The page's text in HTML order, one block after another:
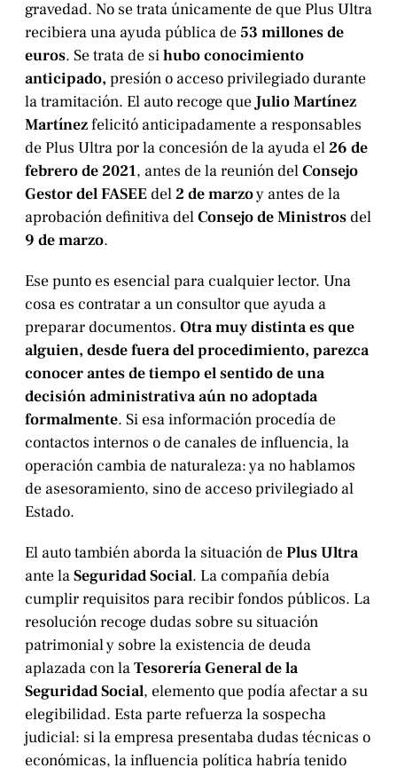
gravedad. No se trata únicamente de que Plus Ultra
recibiera una ayuda pública de 53 millones de
euros. Se trata de sihubo conocimiento
anticipado, presión o acceso privilegiado durante
la tramitación. El auto recoge que Julio Martínez
Martínezfelicitó anticipadamente a responsables
de Plus Ultra por la concesión de la ayuda el26 de
febrero de 2021, antes de la reunión delConsejo
Gestor del FASEEdel2 de marzoy antes de la
aprobación definitiva delConsejo de Ministrosdel
9 de marzo.
Ese punto es esencial para cualquier lector. Una
cosa es contratar a un consultor que ayuda a
preparar documentos. Otra muy distinta es que
alguien, desde fuera del procedimiento, parezca
conocer antes de tiempo el sentido de una
decisión administrativa aún no adoptada
formalmente. Si esa información procedía de
contactos internos o de canales de influencia, la
operación cambia de naturaleza: ya no hablamos
de asesoramiento, sino de acceso privilegiado al
Estado.
El auto también aborda la situación dePlus Ultra
ante laSeguridad Social. La compañía debía
cumplir requisitos para recibir fondos públicos. La
resolución recoge dudas sobre su situación
patrimonial y sobre la existencia de deuda
aplazada con laTesorería General de la
Seguridad Social, elemento que podía afectar a su
elegibilidad. Esta parte refuerza la sospecha
judicial: si la empresa presentaba dudas técnicas o
económicas, la influencia política habría tenido